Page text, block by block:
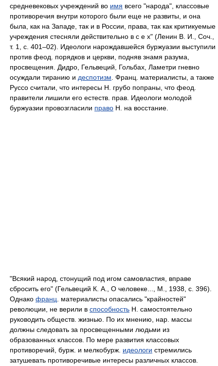
средневековых учреждений во имя всего "народа", классовые
противоречия внутри которого были еще не развиты, и она
была, как на Западе, так и в России, права, так как критикуемые
учреждения стесняли действительно в с е х" (Ленин В. И., Соч.,
т. 1, с. 401–02). Идеологи нарождавшейся буржуазии выступили
против феод. порядков и церкви, подняв знамя разума,
просвещения. Дидро, Гельвеций, Гольбах, Ламетри гневно
осуждали тиранию и деспотизм . Франц. материалисты, а также
Руссо считали, что интересы Н. грубо попраны, что феод.
правители лишили его естеств. прав. Идеологи молодой
буржуазии провозгласили право Н. на восстание.
"Всякий народ, стонущий под игом самовластия, вправе
сбросить его" (Гельвеций К. Α., О человеке..., М., 1938, с. 396).
Однако франц . материалисты опасались "крайностей"
революции, не верили в способность Н. самостоятельно
руководить обществ. жизнью. По их мнению, нар. массы
должны следовать за просвещенными людьми из
образованных классов. По мере развития классовых
противоречий, бурж. и мелкобурж. идеологи стремились
затушевать противоречивые интересы различных классов.